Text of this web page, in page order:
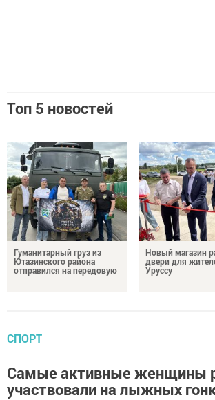
Топ 5 новостей
Гуманитарный груз из
Ютазинского района
отправился на передовую
Новый магазин
двери для
Уруссу
СПОРТ
Самые активные женщины
участвовали на лыжных